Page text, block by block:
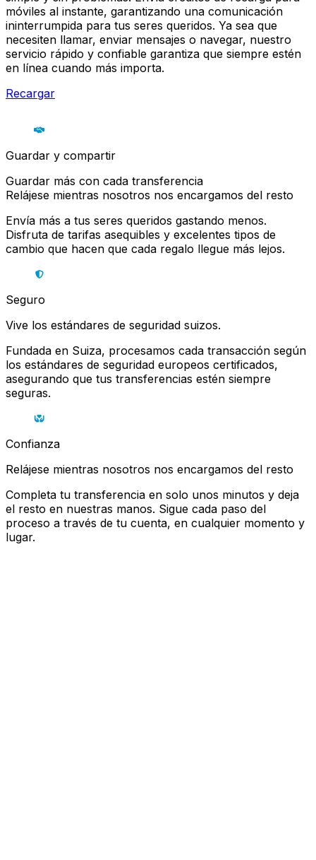
móviles al instante, garantizando una comunicación
ininterrumpida para tus seres queridos. Ya sea que
necesiten llamar, enviar mensajes o navegar, nuestro
servicio rápido y confiable garantiza que siempre estén
en línea cuando más importa.
Recargar
Guardar y compartir
Guardar más con cada transferencia
Relájese mientras nosotros nos encargamos del resto
Envía más a tus seres queridos gastando menos.
Disfruta de tarifas asequibles y excelentes tipos de
cambio que hacen que cada regalo llegue más lejos.
Seguro
Vive los estándares de seguridad suizos.
Fundada en Suiza, procesamos cada transacción según
los estándares de seguridad europeos certificados,
asegurando que tus transferencias estén siempre
seguras.
Confianza
Relájese mientras nosotros nos encargamos del resto
Completa tu transferencia en solo unos minutos y deja
el resto en nuestras manos. Sigue cada paso del
proceso a través de tu cuenta, en cualquier momento y
lugar.